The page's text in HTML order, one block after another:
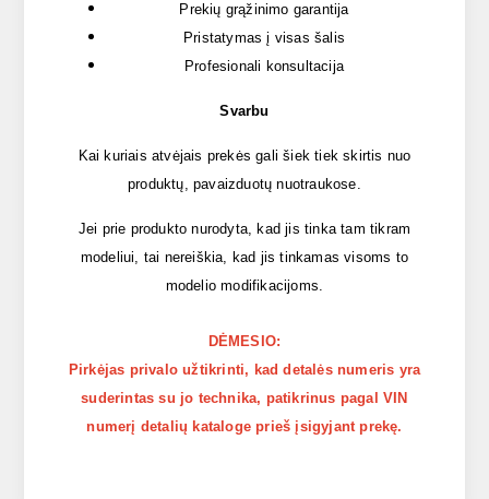
Prekių grąžinimo garantija
Pristatymas į visas šalis
Profesionali konsultacija
Svarbu
Kai kuriais atvėjais prekės gali šiek tiek skirtis nuo
produktų, pavaizduotų nuotraukose.
Jei prie produkto nurodyta, kad jis tinka tam tikram
modeliui, tai nereiškia, kad jis tinkamas visoms to
modelio modifikacijoms.
DĖMESIO:
Pirkėjas privalo užtikrinti, kad detalės numeris yra
suderintas su jo technika, patikrinus pagal VIN
numerį detalių kataloge prieš įsigyjant prekę.